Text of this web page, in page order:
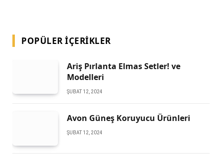
POPÜLER İÇERIKLER
Ariş Pırlanta Elmas Setler! ve
Modelleri
ŞUBAT 12, 2024
Avon Güneş Koruyucu Ürünleri
ŞUBAT 12, 2024